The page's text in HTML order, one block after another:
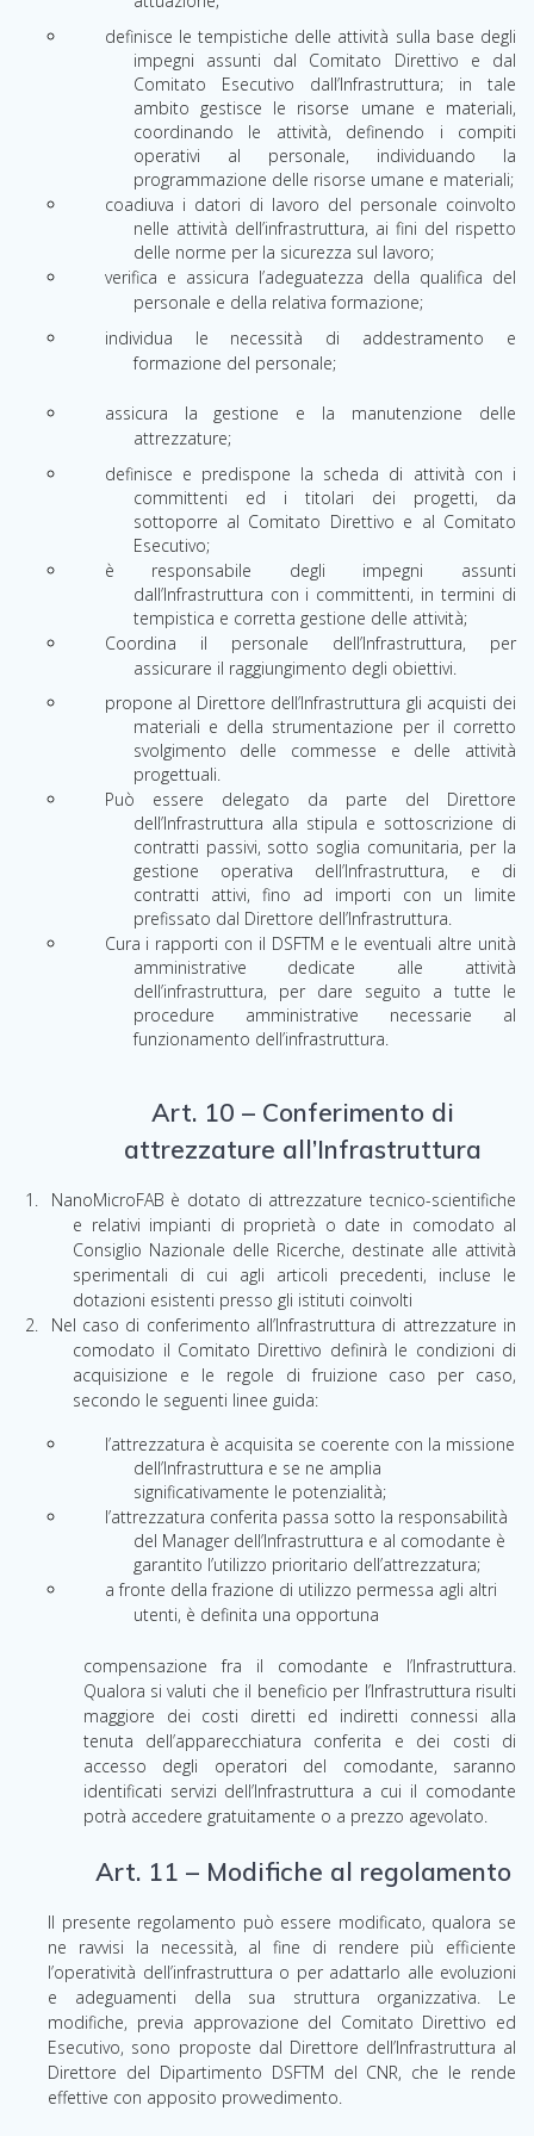
definisce le tempistiche delle attività sulla base degli
impegni assunti dal Comitato Direttivo e dal
Comitato Esecutivo dall’Infrastruttura; in tale
ambito gestisce le risorse umane e materiali,
coordinando le attività, definendo i compiti
operativi al personale, individuando la
programmazione delle risorse umane e materiali;
coadiuva i datori di lavoro del personale coinvolto
nelle attività dell’infrastruttura, ai fini del rispetto
delle norme per la sicurezza sul lavoro;
verifica e assicura l’adeguatezza della qualifica del
personale e della relativa formazione;
individua le necessità di addestramento e
formazione del personale;
assicura la gestione e la manutenzione delle
attrezzature;
definisce e predispone la scheda di attività con i
committenti ed i titolari dei progetti, da
sottoporre al Comitato Direttivo e al Comitato
Esecutivo;
è responsabile degli impegni assunti
dall’Infrastruttura con i committenti, in termini di
tempistica e corretta gestione delle attività;
Coordina il personale dell’Infrastruttura, per
assicurare il raggiungimento degli obiettivi.
propone al Direttore dell’Infrastruttura gli acquisti dei
materiali e della strumentazione per il corretto
svolgimento delle commesse e delle attività
progettuali.
Può essere delegato da parte del Direttore
dell’Infrastruttura alla stipula e sottoscrizione di
contratti passivi, sotto soglia comunitaria, per la
gestione operativa dell’Infrastruttura, e di
contratti attivi, fino ad importi con un limite
prefissato dal Direttore dell’Infrastruttura.
Cura i rapporti con il DSFTM e le eventuali altre unità
amministrative dedicate alle attività
dell’infrastruttura, per dare seguito a tutte le
procedure amministrative necessarie al
funzionamento dell’infrastruttura.
Art. 10 – Conferimento di
attrezzature all’Infrastruttura
NanoMicroFAB è dotato di attrezzature tecnico-scientifiche
e relativi impianti di proprietà o date in comodato al
Consiglio Nazionale delle Ricerche, destinate alle attività
sperimentali di cui agli articoli precedenti, incluse le
dotazioni esistenti presso gli istituti coinvolti
Nel caso di conferimento all’Infrastruttura di attrezzature in
comodato il Comitato Direttivo definirà le condizioni di
acquisizione e le regole di fruizione caso per caso,
secondo le seguenti linee guida:
l’attrezzatura è acquisita se coerente con la missione
dell’Infrastruttura e se ne amplia
significativamente le potenzialità;
l’attrezzatura conferita passa sotto la responsabilità
del Manager dell’Infrastruttura e al comodante è
garantito l’utilizzo prioritario dell’attrezzatura;
a fronte della frazione di utilizzo permessa agli altri
utenti, è definita una opportuna
compensazione fra il comodante e l’Infrastruttura.
Qualora si valuti che il beneficio per l’Infrastruttura risulti
maggiore dei costi diretti ed indiretti connessi alla
tenuta dell’apparecchiatura conferita e dei costi di
accesso degli operatori del comodante, saranno
identificati servizi dell’Infrastruttura a cui il comodante
potrà accedere gratuitamente o a prezzo agevolato.
Art. 11 – Modifiche al regolamento
Il presente regolamento può essere modificato, qualora se
ne ravvisi la necessità, al fine di rendere più efficiente
l’operatività dell’infrastruttura o per adattarlo alle evoluzioni
e adeguamenti della sua struttura organizzativa. Le
modifiche, previa approvazione del Comitato Direttivo ed
Esecutivo, sono proposte dal Direttore dell’Infrastruttura al
Direttore del Dipartimento DSFTM del CNR, che le rende
effettive con apposito provvedimento.